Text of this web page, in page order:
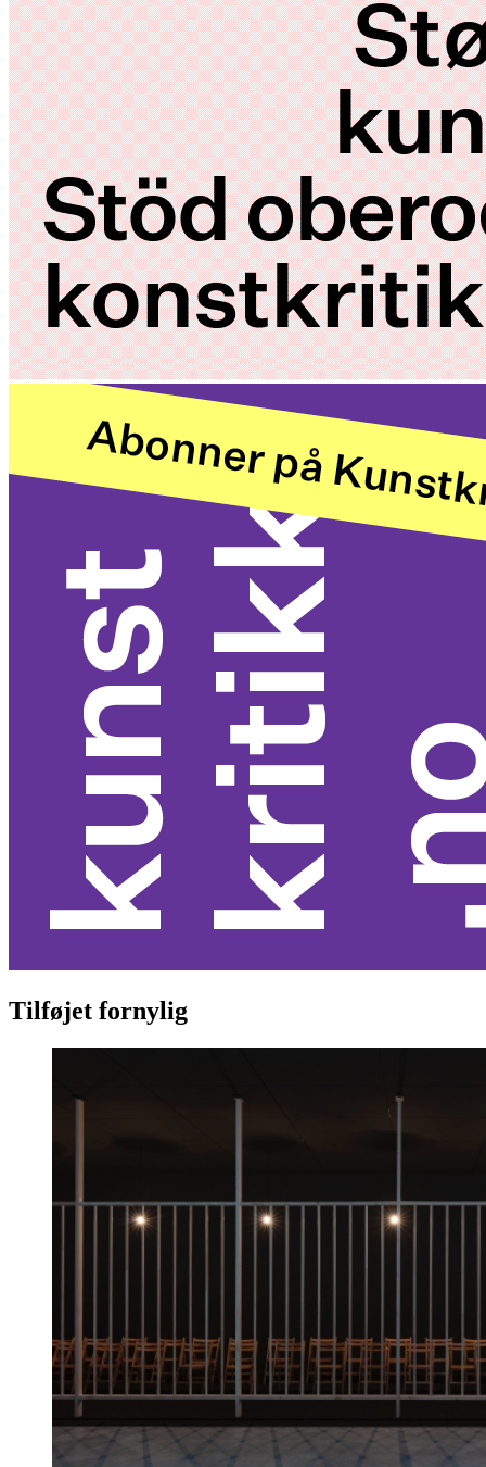
Tilføjet fornylig